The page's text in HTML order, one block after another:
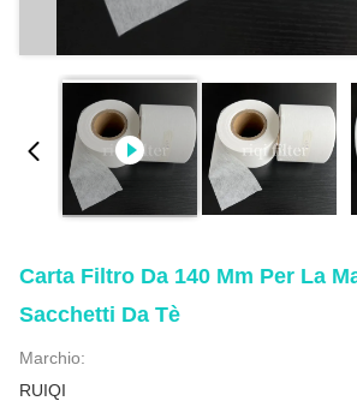
Carta Filtro Da 140 Mm Per La
Sacchetti Da Tè
Marchio:
RUIQI